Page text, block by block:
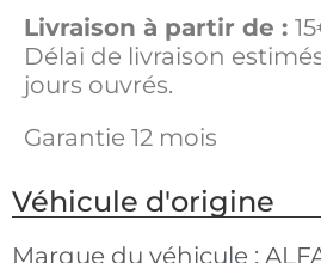
Livraison à partir de :
Délai de livraison
jours ouvrés.
Garantie 12 mois
Véhicule d'origine
Marque du véhicule :